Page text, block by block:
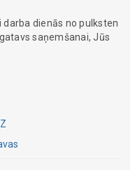
dienās no pulksten
saņemšanai, Jūs